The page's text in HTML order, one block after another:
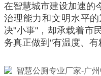
在智慧城市建设加速的
治理能力和文明水平
决"小事"，却承载着市
务真正做到"有温度、有